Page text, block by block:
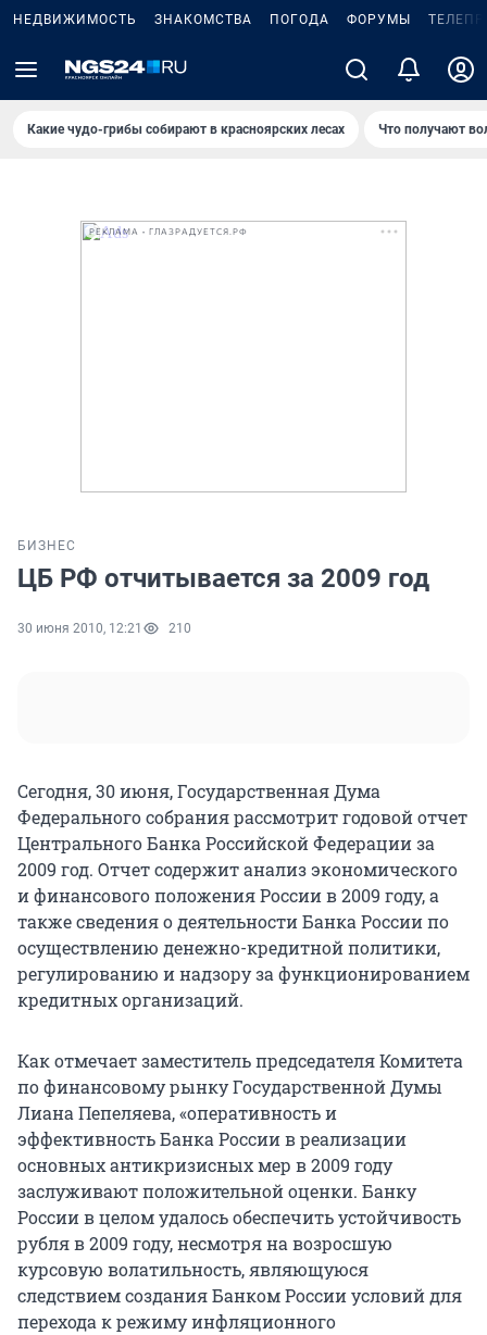
НЕДВИЖИМОСТЬ ЗНАКОМСТВА ПОГОДА ФОРУМЫ
Какие чудо-грибы собирают в красноярских лесах Что получают
РЕКЛАМА • ГЛАЗРАДУЕТСЯ.РФ
БИЗНЕС
ЦБ РФ отчитывается за 2009 год
30 июня 2010, 12:21 210
Сегодня, 30 июня, Государственная Дума
Федерального собрания рассмотрит годовой отчет
Центрального Банка Российской Федерации за
2009 год. Отчет содержит анализ экономического
и финансового положения России в 2009 году, а
также сведения о деятельности Банка России по
осуществлению денежно-кредитной политики,
регулированию и надзору за функционированием
кредитных организаций.
Как отмечает заместитель председателя Комитета
по финансовому рынку Государственной Думы
Лиана Пепеляева, «оперативность и
эффективность Банка России в реализации
основных антикризисных мер в 2009 году
заслуживают положительной оценки. Банку
России в целом удалось обеспечить устойчивость
рубля в 2009 году, несмотря на возросшую
курсовую волатильность, являющуюся
следствием создания Банком России условий для
перехода к режиму инфляционного